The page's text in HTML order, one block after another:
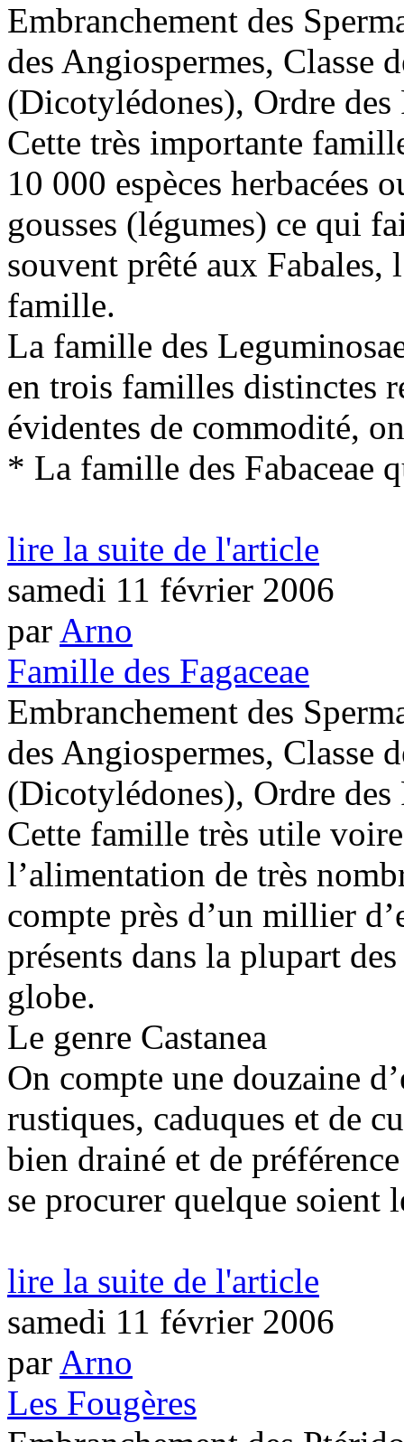
Embranchement des
des Angiospermes, Classe
(Dicotylédones), Ordre des
Cette très importante
10 000 espèces herbacées
gousses (légumes) ce qui
souvent prêté aux Fabales,
famille.
La famille des
en trois familles distinctes
évidentes de commodité,
* La famille des Fabaceae
lire la suite de l'article
samedi 11 février 2006
par Arno
Famille des Fagaceae
Embranchement des
des Angiospermes, Classe
(Dicotylédones), Ordre des
Cette famille très utile
l’alimentation de très
compte près d’un millier
présents dans la plupart
globe.
Le genre Castanea
On compte une douzaine
rustiques, caduques et de
bien drainé et de
se procurer quelque soient
lire la suite de l'article
samedi 11 février 2006
par Arno
Les Fougères